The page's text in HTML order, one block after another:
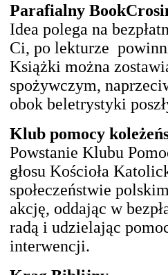
Parafialny
Idea polega na
Ci, po lekturze
Książki można
spożywczym,
obok beletrystyki
Klub pomocy
Powstanie Klubu
głosu Kościoła
społeczeństwie
akcję, oddając w
radą i udzielając
interwencji.